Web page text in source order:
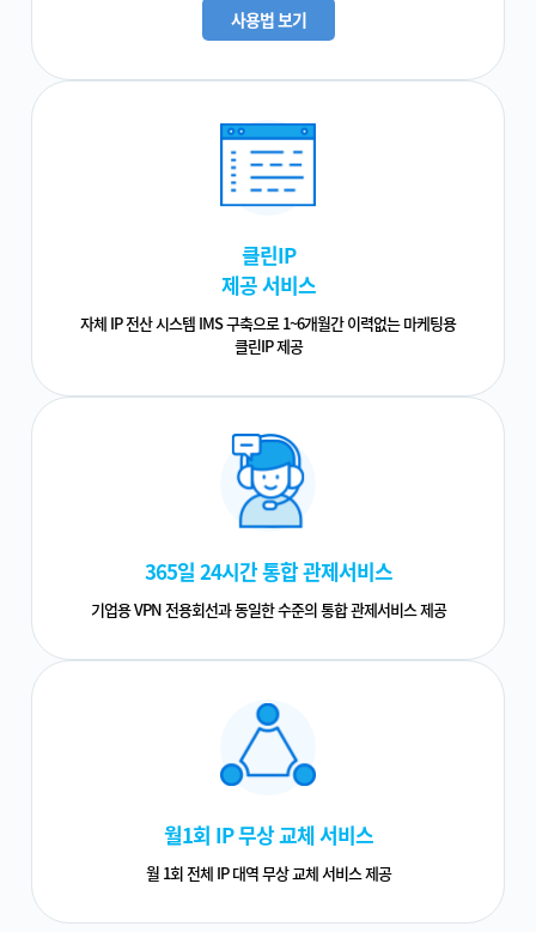
사용법 보기
클린IP
제공 서비스
자체 IP 전산 시스템 IMS 구축으로 1~6개월간 이력없는 마케팅용
클린IP 제공
365일 24시간 통합 관제서비스
기업용 VPN 전용회선과 동일한 수준의 통합 관제서비스 제공
월1회 IP 무상 교체 서비스
월 1회 전체 IP 대역 무상 교체 서비스 제공